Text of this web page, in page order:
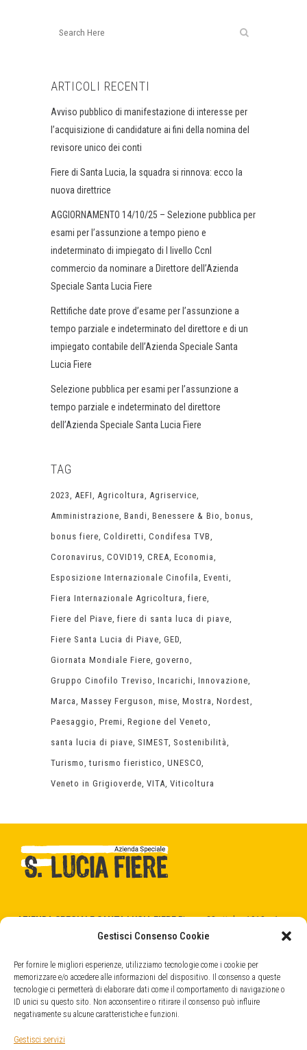
Gestisci Consenso Cookie
Per fornire le migliori esperienze, utilizziamo tecnologie come i cookie per
memorizzare e/o accedere alle informazioni del dispositivo. Il consenso a queste
tecnologie ci permetterà di elaborare dati come il comportamento di navigazione o
ID unici su questo sito. Non acconsentire o ritirare il consenso può influire
negativamente su alcune caratteristiche e funzioni.
Gestisci servizi
ARTICOLI RECENTI
Avviso pubblico di manifestazione di interesse per
l’acquisizione di candidature ai fini della nomina del
revisore unico dei conti
Fiere di Santa Lucia, la squadra si rinnova: ecco la
nuova direttrice
AGGIORNAMENTO 14/10/25 – Selezione pubblica per
esami per l’assunzione a tempo pieno e
indeterminato di impiegato di I livello Ccnl
commercio da nominare a Direttore dell’Azienda
Speciale Santa Lucia Fiere
Rettifiche date prove d’esame per l’assunzione a
tempo parziale e indeterminato del direttore e di un
impiegato contabile dell’Azienda Speciale Santa
Lucia Fiere
Selezione pubblica per esami per l’assunzione a
tempo parziale e indeterminato del direttore
dell’Azienda Speciale Santa Lucia Fiere
TAG
2023 AEFI Agricoltura
Agriservice
Amministrazione Bandi Benessere & Bio
bonus
bonus fiere Coldiretti Condifesa TVB
Coronavirus COVID19 CREA Economia
Esposizione Internazionale Cinofila Eventi
Fiera Internazionale Agricoltura fiere
Fiere del Piave fiere di santa luca di piave
Fiere Santa Lucia di Piave GED
Giornata Mondiale Fiere governo
Gruppo Cinofilo Treviso Incarichi Innovazione
Marca Massey Ferguson mise Mostra Nordest
Paesaggio Premi Regione del Veneto
santa lucia di piave SIMEST Sostenibilità
Turismo turismo fieristico UNESCO
Veneto in Grigioverde VITA Viticoltura
AZIENDA SPECIALE SANTA LUCIA FIEREPiazza 28 ottobre 1918 n.1
31025 Santa Lucia di Piave (TV)
cod. SDI -5RUO82D
QUARTIERE FIERISTICO
Strada Provinciale, 45
31025 Santa Lucia di Piave (TV)
santaluciafiere@legalmail.it